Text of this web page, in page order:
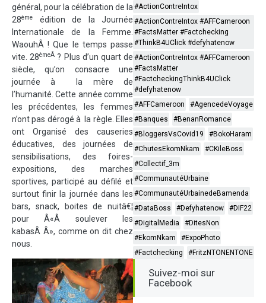
général, pour la célébration de la
28ème
édition de la Journée
Internationale de la Femme.
WaouhÂ ! Que le temps passe
vite. 28èmeÂ? Plus d’un quart de
siècle, qu’on consacre une
journée à la mère de
l’humanité. Cette année comme
les précédentes, les femmes
n’ont pas dérogé à la règle. Elles
ont Organisé des causeries
éducatives, des journées de
sensibilisations, des foires-
expositions, des marches
sportives, participé au défilé et
surtout finir la journée dans les
bars, snack, boites de nuitâ€¦
pour Â«Â soulever les
kabasÂ Â», comme on dit chez
nous.
#ActionContreIntox
#ActionContreIntox #AFFCameroon
#FactsMatter #Factchecking
#ThinkB4UClick #defyhatenow
#ActionContreIntox #AFFCameroon
#FactsMatter
#FactcheckingThinkB4UClick
#defyhatenow
#AFFCameroon
#AgencedeVoyage
#Banques
#BenanRomance
#BloggersVsCovid19
#BokoHaram
#ChutesEkomNkam
#CKileBoss
#Collectif_3m
#CommunautéUrbaine
#CommunautéUrbainedeBamenda
#DataBoss
#Defyhatenow
#DIF22
#DigitalMedia
#DitesNon
#EkomNkam
#ExpoPhoto
#Factchecking
#FritzNTONENTONE
Suivez-moi sur
Facebook